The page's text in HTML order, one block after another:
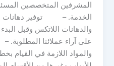
المشرفين المتخصصين
الخدمة. – توفير دهانات
والدهانات اللاتكس وقبل
على آراء عملائنا
والمواد اللازمة في القيام